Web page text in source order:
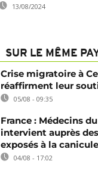
13/08/2024
SUR LE MÊME
Crise migratoire à
réaffirment leur
05/08 - 09:35
France : Médecins
intervient auprès
exposés à la canicule
04/08 - 17:02